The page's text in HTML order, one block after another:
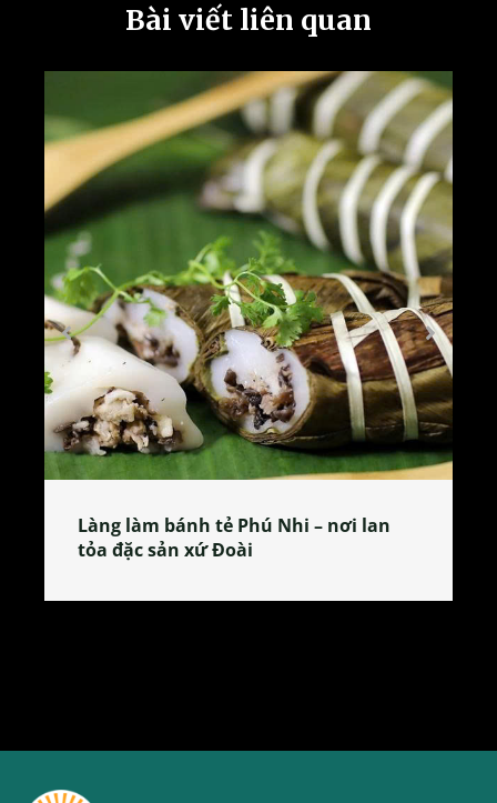
Bài viết liên quan
Làng làm bánh tẻ Phú Nhi – nơi lan
tỏa đặc sản xứ Đoài